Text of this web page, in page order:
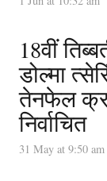
18वीं
डोल्मा
तेनफेल
निर्वाचित
31 May at 9:50 am